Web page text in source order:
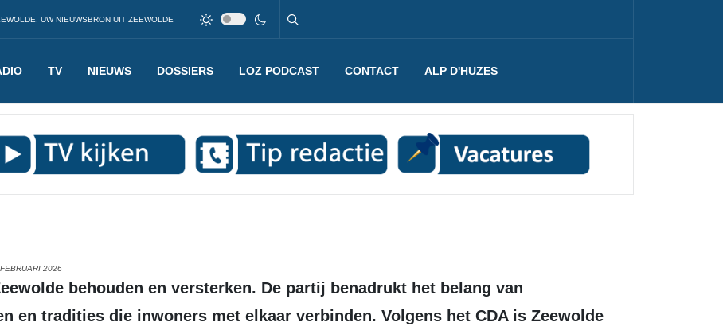
UW NIEUWSBRON UIT ZEEWOLDE
TV NIEUWS DOSSIERS LOZ PODCAST CONTACT ALP D'HUZES
2026
en tradities die inwoners met elkaar verbinden. Volgens het CDA is Zeewolde